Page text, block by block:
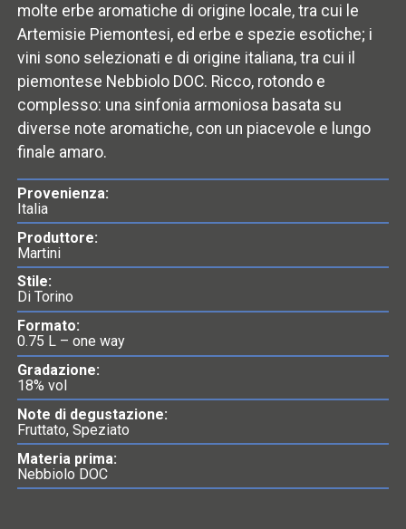
molte erbe aromatiche di origine locale, tra cui le
Artemisie Piemontesi, ed erbe e spezie esotiche; i
vini sono selezionati e di origine italiana, tra cui il
piemontese Nebbiolo DOC. Ricco, rotondo e
complesso: una sinfonia armoniosa basata su
diverse note aromatiche, con un piacevole e lungo
finale amaro.
Provenienza:
Italia
Produttore:
Martini
Stile:
Di Torino
Formato:
0.75 L – one way
Gradazione:
18% vol
Note di degustazione:
Fruttato, Speziato
Materia prima:
Nebbiolo DOC